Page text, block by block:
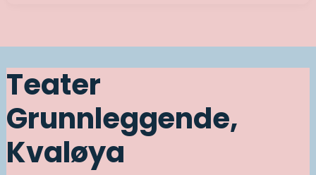
Teater
Grunnleggende,
Kvaløya